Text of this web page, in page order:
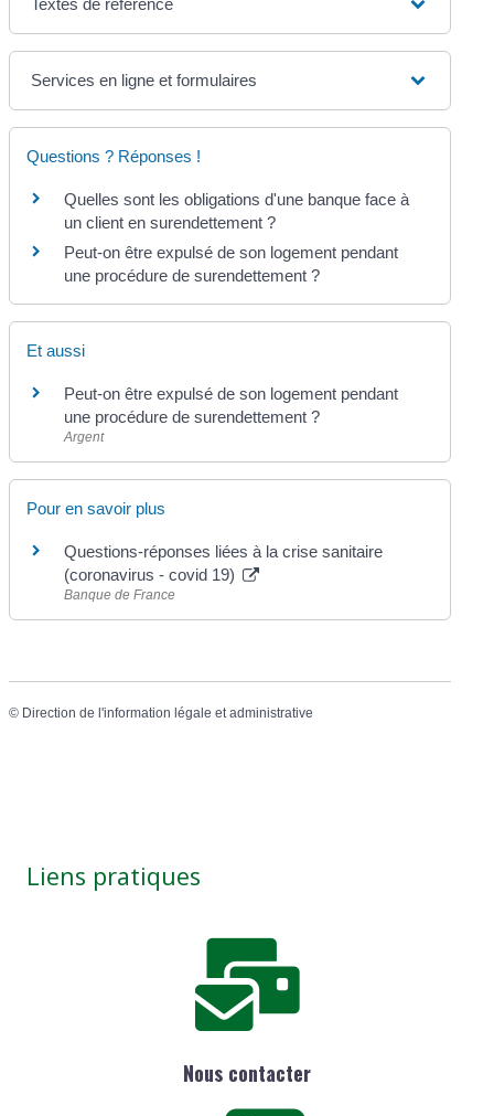
Textes de référence
Services en ligne et formulaires
Questions ? Réponses !
Quelles sont les obligations d'une banque face à
un client en surendettement ?
Peut-on être expulsé de son logement pendant
une procédure de surendettement ?
Et aussi
Peut-on être expulsé de son logement pendant
une procédure de surendettement ?
Argent
Pour en savoir plus
Questions-réponses liées à la crise sanitaire
(coronavirus - covid 19)
Banque de France
© Direction de l'information légale et administrative
Liens pratiques
Nous contacter